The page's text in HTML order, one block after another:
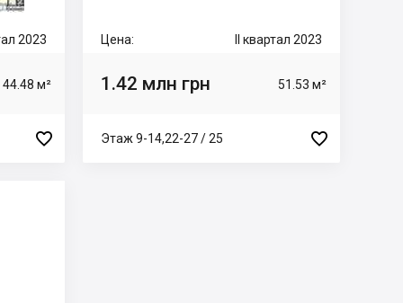
2023
44.48 м²

Цена: II квартал 2023
1.42 млн грн 51.53 м²
Этаж 9-14,22-27 / 25 